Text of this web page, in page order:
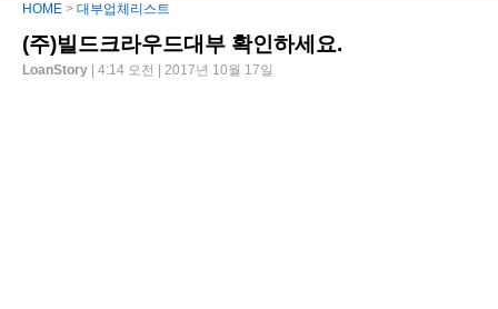
HOME > 대부업체리스트
(주)빌드크라우드대부 확인하세요.
LoanStory | 4:14 오전 | 2017년 10월 17일